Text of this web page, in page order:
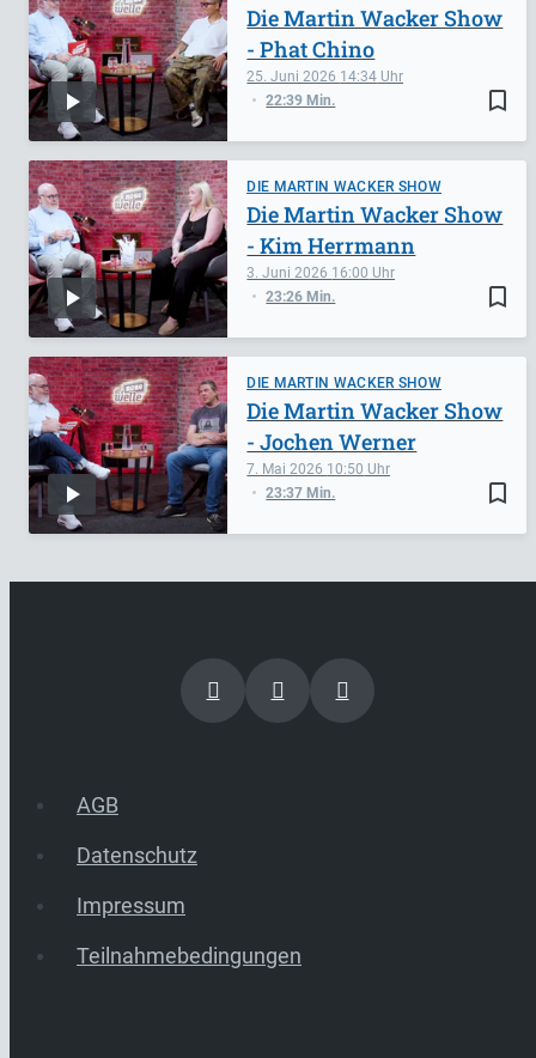
bookmark_border
25. Juni 2026 14:34
22:39 Min.
Die Martin Wacker Show
- Phat Chino
DIE MARTIN WACKER SHOW
bookmark_border
3. Juni 2026 16:00
23:26 Min.
Die Martin Wacker Show
- Kim Herrmann
DIE MARTIN WACKER SHOW
bookmark_border
7. Mai 2026 10:50
23:37 Min.
Die Martin Wacker Show
- Jochen Werner
AGB
Datenschutz
Impressum
Teilnahmebedingungen